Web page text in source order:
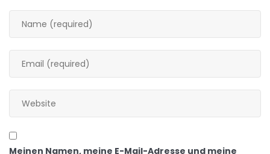
Meinen Namen, meine E-Mail-Adresse und meine